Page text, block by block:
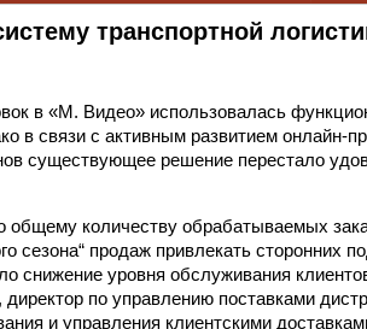
транспортной
в «М. Видео» использовалась
в связи с активным развитием онлайн-
существующее решение перестало
общему количеству обрабатываемых
продаж привлекать сторонних
снижение уровня обслуживания
по управлению поставками
и управления клиентскими